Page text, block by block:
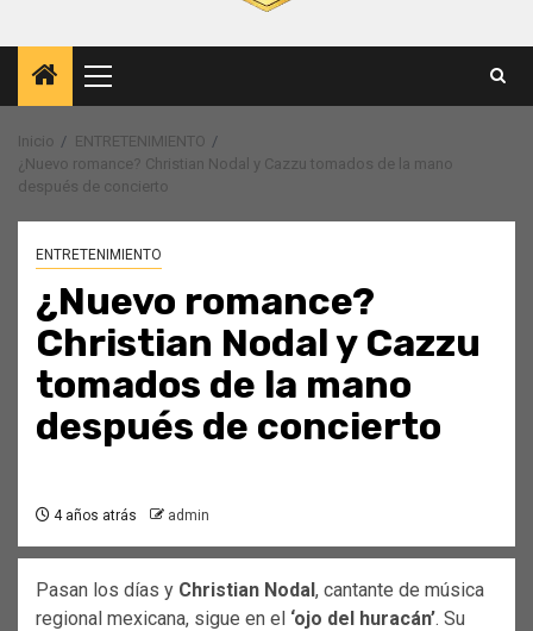
Menú
principal
Inicio
ENTRETENIMIENTO
¿Nuevo romance? Christian Nodal y Cazzu tomados de la mano
después de concierto
ENTRETENIMIENTO
¿Nuevo romance?
Christian Nodal y Cazzu
tomados de la mano
después de concierto
4 años atrás admin
Pasan los días y Christian Nodal, cantante de música
regional mexicana, sigue en el ‘ojo del huracán’. Su